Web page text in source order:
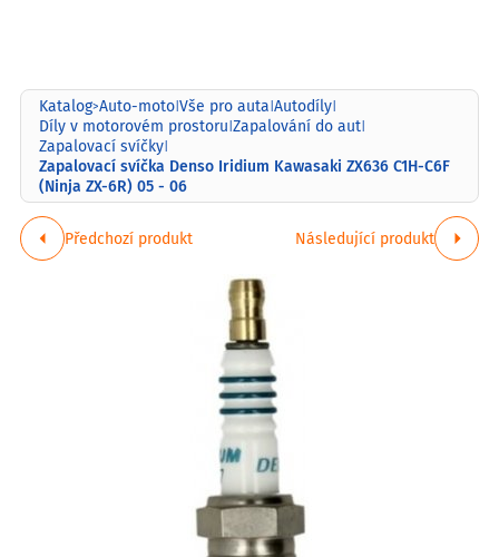
Katalog>Auto-moto|Vše pro auta|Autodíly|
Díly v motorovém prostoru|Zapalování do aut|
Zapalovací svíčky|
Zapalovací svíčka Denso Iridium Kawasaki ZX636 C1H-C6F
(Ninja ZX-6R) 05 - 06
Předchozí produkt Následující produkt